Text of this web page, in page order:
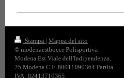
Stampa | Mappa del sito
© modenaestbocce Polisportiva
Modena Est Viale dell'Indipendenza,
25 Modena C.F. 80011090364 Partita
IVA: 02413710365